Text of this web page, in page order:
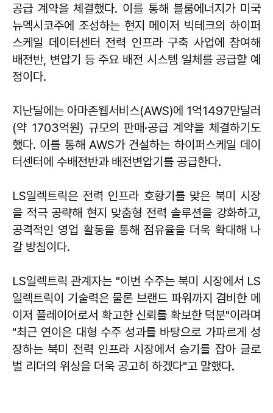
공급 계약을 체결했다. 이를 통해 블룸에너지가 미국
뉴멕시코주에 조성하는 현지 메이저 빅테크의 하이퍼
스케일 데이터센터 전력 인프라 구축 사업에 참여해
배전반, 변압기 등 주요 배전 시스템 일체를 공급할 예
정이다.
지난달에는 아마존웹서비스(AWS)에 1억1497만달러
(약 1703억원) 규모의 판매·공급 계약을 체결하기도
했다. 이를 통해 AWS가 건설하는 하이퍼스케일 데이
터센터에 수배전반과 배전변압기를 공급한다.
​LS일렉트릭은 전력 인프라 호황기를 맞은 북미 시장
을 적극 공략해 현지 맞춤형 전력 솔루션을 강화하고,
공격적인 영업 활동을 통해 점유율을 더욱 확대해 나
갈 방침이다.
​LS일렉트릭 관계자는 "이번 수주는 북미 시장에서 LS
일렉트릭이 기술력은 물론 브랜드 파워까지 겸비한 메
이저 플레이어로서 확고한 신뢰를 확보한 덕분"이라며
"최근 연이은 대형 수주 성과를 바탕으로 가파르게 성
장하는 북미 전력 인프라 시장에서 승기를 잡아 글로
벌 리더의 위상을 더욱 공고히 하겠다"고 말했다.